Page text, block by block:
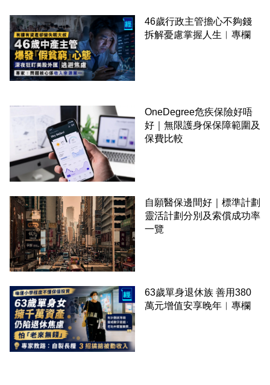
46歲行政主管擔心不夠錢
拆解憂慮掌握人生︳專欄
OneDegree危疾保險好唔
好｜無限護身保保障範圍及
保費比較
自願醫保邊間好｜標準計劃
靈活計劃分別及索償成功率
一覽
63歲單身退休族 善用380
萬元增值安享晚年︳專欄